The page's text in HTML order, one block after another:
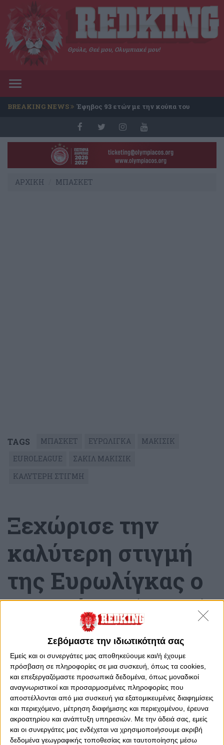
Σεβόμαστε την ιδιωτικότητά σας
Εμείς και οι συνεργάτες μας αποθηκεύουμε και/ή έχουμε
πρόσβαση σε πληροφορίες σε μια συσκευή, όπως τα cookies,
και επεξεργαζόμαστε προσωπικά δεδομένα, όπως μοναδικοί
αναγνωριστικοί και προσαρμοσμένες πληροφορίες που
αποστέλλονται από μια συσκευή για εξατομικευμένες διαφημίσεις
και περιεχόμενο, μέτρηση διαφήμισης και περιεχομένου, έρευνα
ακροατηρίου και ανάπτυξη υπηρεσιών. Με την άδειά σας, εμείς
και οι συνεργάτες μας ενδέχεται να χρησιμοποιήσουμε ακριβή
δεδομένα γεωγραφικής τοποθεσίας και ταυτοποίησης μέσω
Θρύλε, Θεέ μου, Ολυμπιακέ μου!
Toggle
BREAKING NEWS Έφηβος 93 ετών με την κούπα του
ΑΡΧΙΚΗ ΜΠΑΣΚΕΤ
TAGS ΜΠΑΣΚΕΤ ΕΥΡΩΛΙΓΚΑ
ΜΑΚΙΣΙΚ
EUROLEAGUE
ΣΑΚΙΛ ΜΑΚΙΣΙΚ
ΚΑΛΥΤΕΡΗ ΣΤΙΓΜΗ
Ξεχώρισε την
καλύτερη στιγμή
της Ευρωλίγκας ο
ΜακΚίσικ! (video)
Σάββατο, 5 Αυγούστου 2023 - 22:37